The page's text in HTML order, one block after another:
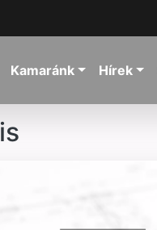
Kamaránk Hírek